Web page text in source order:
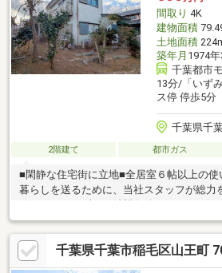
間取り 4K
建物面積
土地面積
築年月 1974
千葉都市
13分/「いず
ス停 停歩5分
千葉県千
2階建て 都市ガス
■閑静な住宅街に立地■全居室６帖以上の
暮らしを送るために、当社スタッフが総力
ませ。また、弊社では他にも中古住宅を取
ォーム会社として40年の実績を持つ弊社に
でお任せください。※こちらの物件は現況
界非明示・不適合責任免責となります。（
千葉県千葉市稲毛区山王町